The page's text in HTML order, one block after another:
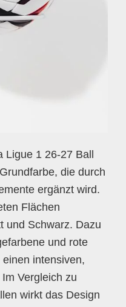
Ligue 1 26-27 Ball
die durch
ergänzt wird.
Flächen
und Schwarz. Dazu
und rote
intensiven,
Vergleich zu
wirkt das Design